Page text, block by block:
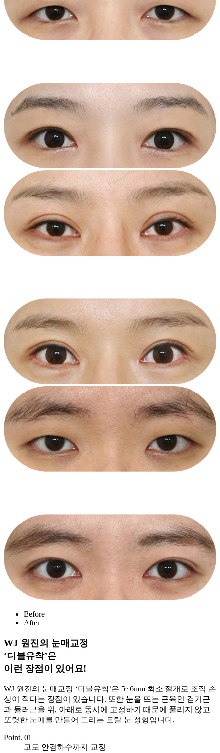
Before
After
WJ 원진의 눈매교정
‘더블유착’은
이런 장점이 있어요!
WJ 원진의 눈매교정 ‘더블유착’은 5~6mm 최소 절개로 조직 손
상이 적다는 장점이 있습니다. 또한 눈을 뜨는 근육인 검거근
과 뮬러근을 위, 아래로 동시에 고정하기 때문에 풀리지 않고
또렷한 눈매를 만들어 드리는 토탈 눈 성형입니다.
Point. 01
고도 안검하수까지 교정